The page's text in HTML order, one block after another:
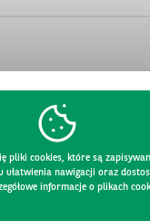
pliki cookies, które są
ułatwienia nawigacji oraz
informacje o plikach